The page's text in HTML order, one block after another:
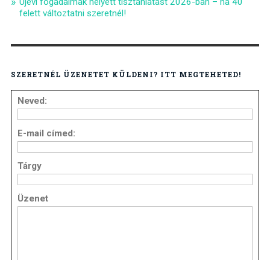
felett változtatni szeretnél!
SZERETNÉL ÜZENETET KÜLDENI? ITT MEGTEHETED!
Neved:
E-mail címed:
Tárgy
Üzenet